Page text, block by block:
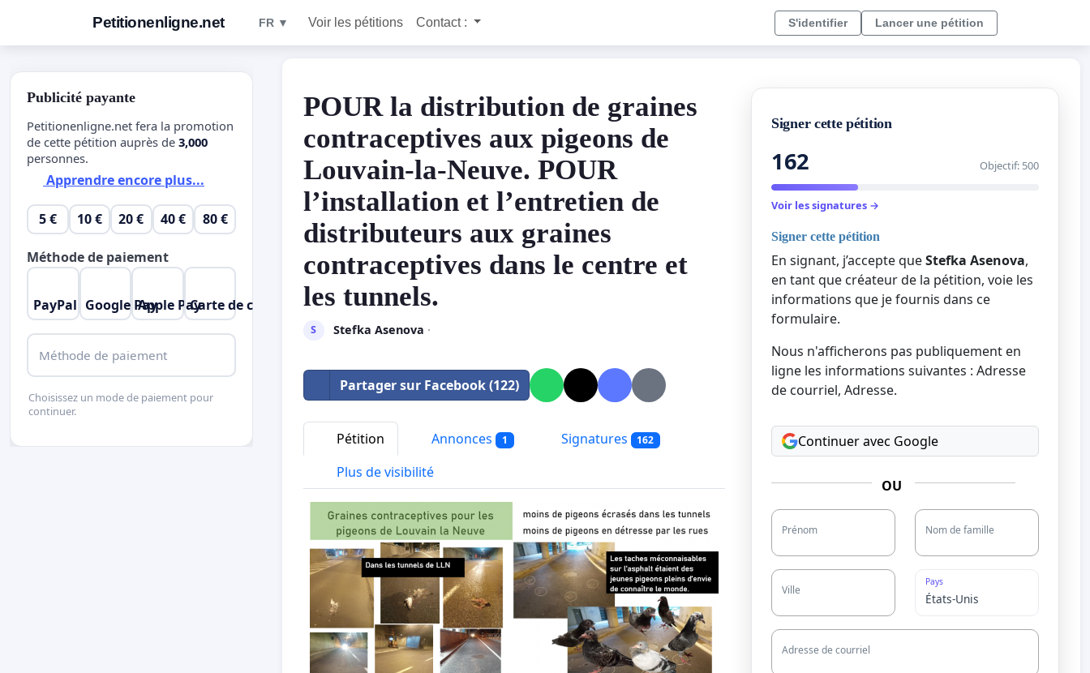
Petitionenligne.net FR ▼ Voir les pétitions Contact : S'identifier Lancer une pétition
POUR la distribution de graines
contraceptives aux pigeons de
Louvain-la-Neuve. POUR
l’installation et l’entretien de
distributeurs aux graines
contraceptives dans le centre et
les tunnels.
S Stefka Asenova ·
Partager sur Facebook (122)
Pétition Annonces 1 Signatures 162
Plus de visibilité
Signer cette pétition
162 Objectif: 500
Voir les signatures →
Signer cette pétition
En signant, j’accepte queStefka Asenova,
en tant que créateur de la pétition, voie les
informations que je fournis dans ce
formulaire.
Nous n'afficherons pas publiquement en
ligne les informations suivantes : Adresse
de courriel, Adresse.
Continuer avec Google
OU
Prénom Nom de famille
Ville
Pays
Adresse de courriel
Publicité payante
Petitionenligne.net fera la promotion
de cette pétition auprès de 3,000
personnes.
Apprendre encore plus...
5 € 10 € 20 € 40 € 80 €
Méthode de paiement
PayPal Google PayApple PayCarte de crédit
Méthode de paiement
Choisissez un mode de paiement pour
continuer.